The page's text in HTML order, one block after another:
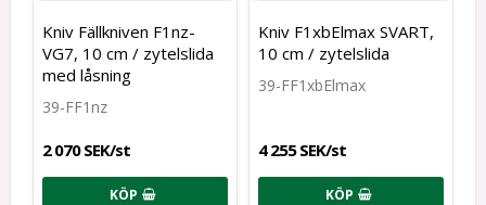
Kniv Fällkniven F1nz-
VG7, 10 cm / zytelslida
med låsning
39-FF1nz
2 070 SEK/st
KÖP
Kniv F1xbElmax SVART,
10 cm / zytelslida
39-FF1xbElmax
4 255 SEK/st
KÖP